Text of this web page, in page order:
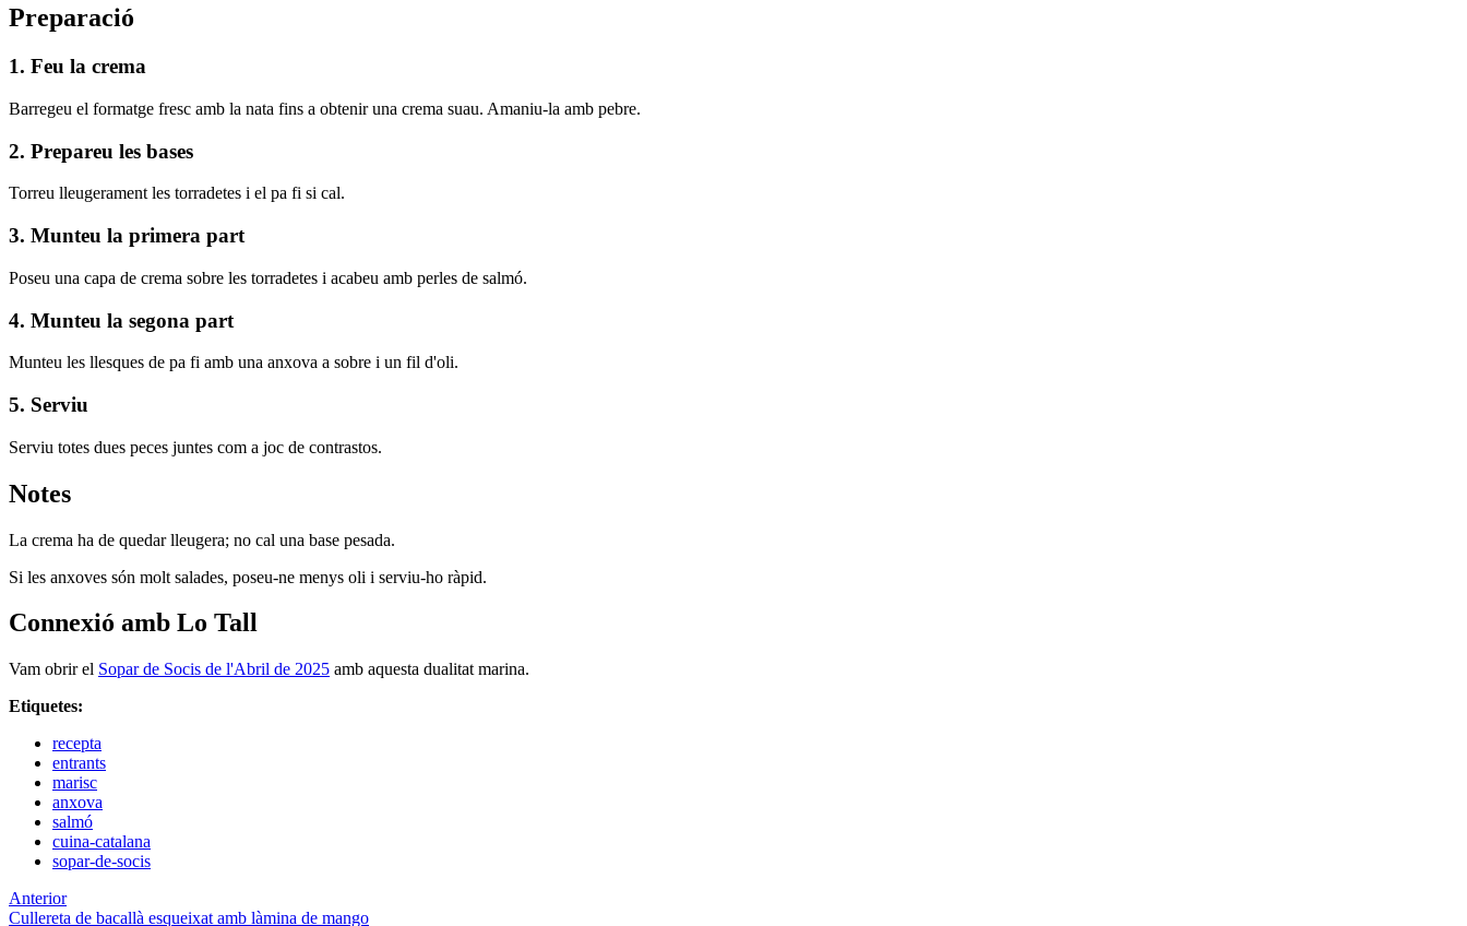
Preparació
1. Feu la crema
Barregeu el formatge fresc amb la nata fins a obtenir una crema suau. Amaniu-la amb pebre.
2. Prepareu les bases
Torreu lleugerament les torradetes i el pa fi si cal.
3. Munteu la primera part
Poseu una capa de crema sobre les torradetes i acabeu amb perles de salmó.
4. Munteu la segona part
Munteu les llesques de pa fi amb una anxova a sobre i un fil d'oli.
5. Serviu
Serviu totes dues peces juntes com a joc de contrastos.
Notes
La crema ha de quedar lleugera; no cal una base pesada.
Si les anxoves són molt salades, poseu-ne menys oli i serviu-ho ràpid.
Connexió amb Lo Tall
Vam obrir el Sopar de Socis de l'Abril de 2025 amb aquesta dualitat marina.
Etiquetes:
recepta
entrants
marisc
anxova
salmó
cuina-catalana
sopar-de-socis
Anterior
Cullereta de bacallà esqueixat amb làmina de mango